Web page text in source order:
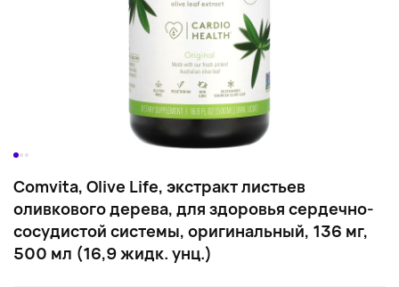
Comvita, Olive Life, экстракт листьев
оливкового дерева, для здоровья сердечно-
сосудистой системы, оригинальный, 136 мг,
500 мл (16,9 жидк. унц.)